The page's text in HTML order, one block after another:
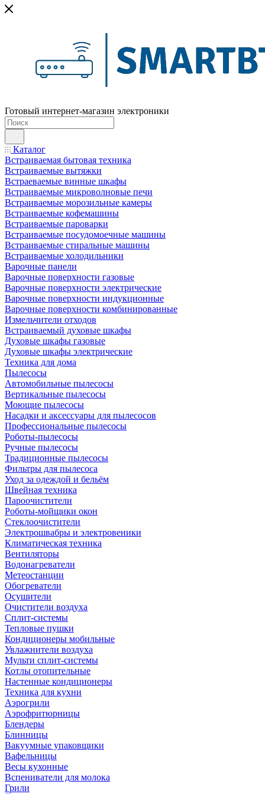
Готовый интернет-магазин электроники
Каталог
Встраиваемая бытовая техника
Встраиваемые вытяжки
Встраеваемые винные шкафы
Встраиваемые микроволновые печи
Встраиваемые морозильные камеры
Встраиваемые кофемашины
Встраиваемые пароварки
Встраиваемые посудомоечные машины
Встраиваемые стиральные машины
Встраиваемые холодильники
Варочные панели
Варочные поверхности газовые
Варочные поверхности электрические
Варочные поверхности индукционные
Варочные поверхности комбинированные
Измельчители отходов
Встраиваемый духовые шкафы
Духовые шкафы газовые
Духовые шкафы электрические
Техника для дома
Пылесосы
Автомобильные пылесосы
Вертикальные пылесосы
Моющие пылесосы
Насадки и аксессуары для пылесосов
Профессиональные пылесосы
Роботы-пылесосы
Ручные пылесосы
Традиционные пылесосы
Фильтры для пылесоса
Уход за одеждой и бельём
Швейная техника
Пароочистители
Роботы-мойщики окон
Стеклоочистители
Электрошвабры и электровеники
Климатическая техника
Вентиляторы
Водонагреватели
Метеостанции
Обогреватели
Осушители
Очистители воздуха
Сплит-системы
Тепловые пушки
Кондиционеры мобильные
Увлажнители воздуха
Мульти сплит-системы
Котлы отопительные
Настенные кондиционеры
Техника для кухни
Аэрогрили
Аэрофритюрницы
Блендеры
Блинницы
Вакуумные упаковщики
Вафельницы
Весы кухонные
Вспениватели для молока
Грили